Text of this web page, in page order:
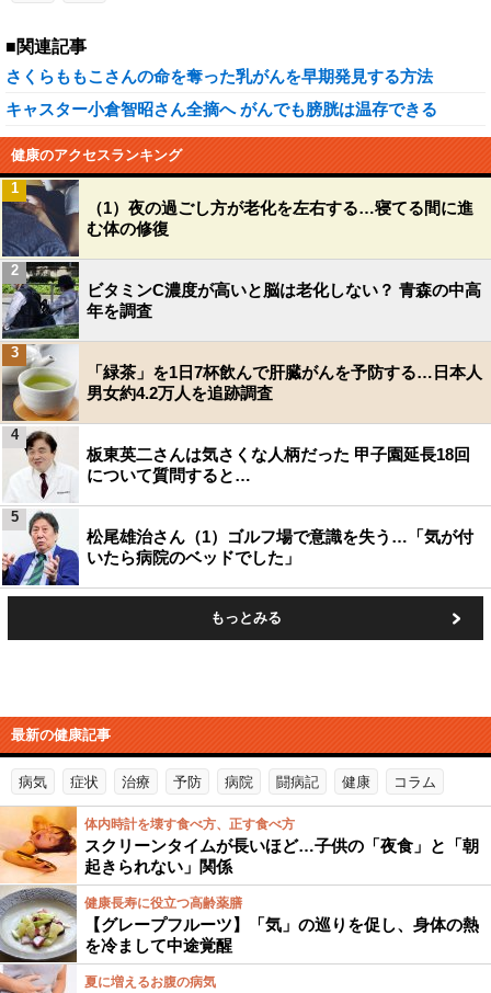
■関連記事
さくらももこさんの命を奪った乳がんを早期発見する方法
キャスター小倉智昭さん全摘へ がんでも膀胱は温存できる
健康のアクセスランキング
（1）夜の過ごし方が老化を左右する…寝てる間に進
む体の修復
1
ビタミンC濃度が高いと脳は老化しない？ 青森の中高
年を調査
2
「緑茶」を1日7杯飲んで肝臓がんを予防する…日本人
男女約4.2万人を追跡調査
3
板東英二さんは気さくな人柄だった 甲子園延長18回
について質問すると…
4
松尾雄治さん（1）ゴルフ場で意識を失う…「気が付
いたら病院のベッドでした」
5
もっとみる
最新の健康記事
病気 症状 治療 予防 病院 闘病記 健康 コラム
体内時計を壊す食べ方、正す食べ方
スクリーンタイムが長いほど…子供の「夜食」と「朝
起きられない」関係
健康長寿に役立つ高齢薬膳
【グレープフルーツ】「気」の巡りを促し、身体の熱
を冷まして中途覚醒
夏に増えるお腹の病気